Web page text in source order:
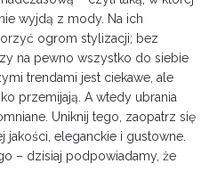
wyjdą z mody. Na ich
ogrom stylizacji; bez
na pewno wszystko do siebie
trendami jest ciekawe, ale
przemijają. A wtedy ubrania
Uniknij tego, zaopatrz się
eleganckie i gustowne.
– dzisiaj podpowiadamy, że